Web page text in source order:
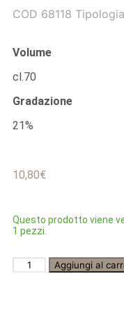
COD 68118 Tipologia
Volume
cl.70
Gradazione
21%
10,80€
Questo prodotto viene
1 pezzi.
Aggiungi al